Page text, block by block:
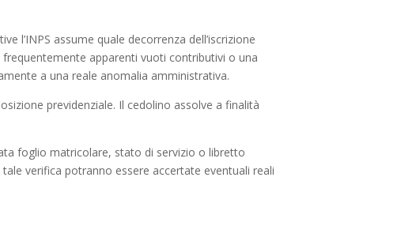
l’INPS assume quale decorrenza dell’iscrizione
apparenti vuoti contributivi o una
a una reale anomalia amministrativa.
previdenziale. Il cedolino assolve a finalità
foglio matricolare, stato di servizio o libretto
verifica potranno essere accertate eventuali reali